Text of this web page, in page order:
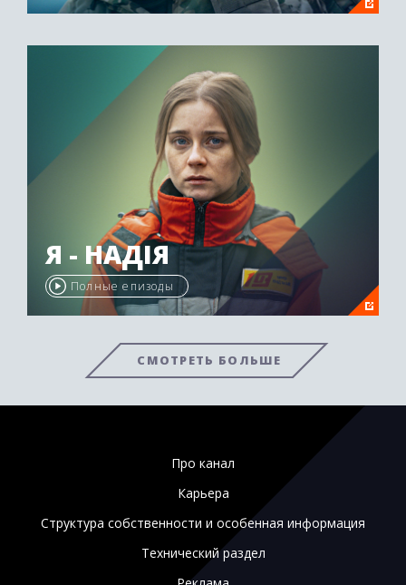
Я - НАДІЯ
Полные епизоды
СМОТРЕТЬ БОЛЬШЕ
Про канал
Карьера
Структура собственности и особенная информация
Технический раздел